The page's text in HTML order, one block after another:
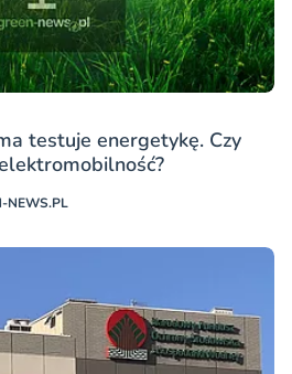
testuje energetykę. Czy
NEWS.PL